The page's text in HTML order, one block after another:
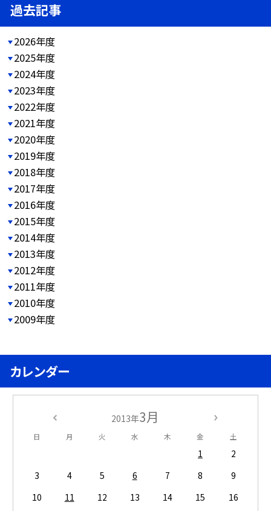
過去記事
2026年度
2025年度
2024年度
2023年度
2022年度
2021年度
2020年度
2019年度
2018年度
2017年度
2016年度
2015年度
2014年度
2013年度
2012年度
2011年度
2010年度
2009年度
カレンダー
2013年3月
日 月 火 水 木 金 土
1
2
3
4 5 6 7 8
9
10
11 12 13 14 15
16